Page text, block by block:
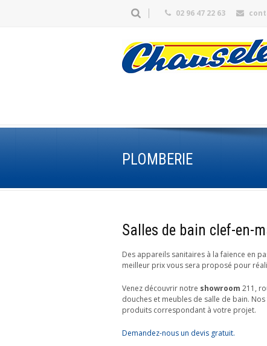
02 96 47 22 63
PLOMBERIE
Salles de bain clef-en-
Des appareils sanitaires à la faïence en
meilleur prix vous sera proposé pour
Venez découvrir notre showroom 211,
douches et meubles de salle de bain.
produits correspondant à votre projet.
Demandez-nous un devis gratuit.